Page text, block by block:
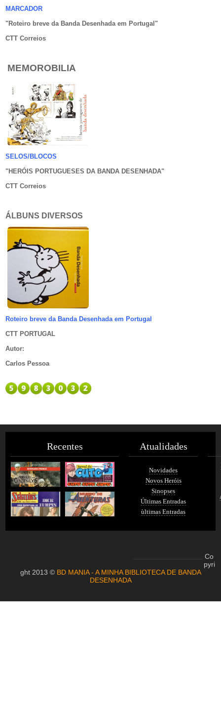
MARCADOR
"Roteiro breve da Banda Desenhada em Portugal"
CTT Correios
MEMOROBILIA
SELOS/BLOCOS
"HERÓIS PORTUGUESES DA BANDA DESENHADA"
CTT Correios
ÁLBUNS DIVERSOS
Roteiro breve da Banda Desenhada em Portugal
CTT PORTUGAL
Autor:
Carlos Pessoa
Recentes Atualidades
Novidades
Novos Heróis
Sinopses
Últimas Entradas
ùltimas Entradas
Co
pyri
ght 2013 © BD MANIA - A MINHA BIBLIOTECA DE BANDA
DESENHADA